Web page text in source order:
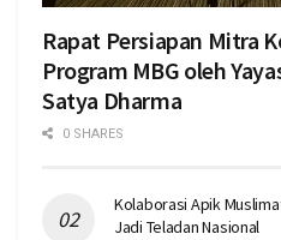
Rapat Persiapan Mitra
Program MBG oleh
Satya Dharma
0 SHARES
Kolaborasi Apik
Jadi Teladan Nasional